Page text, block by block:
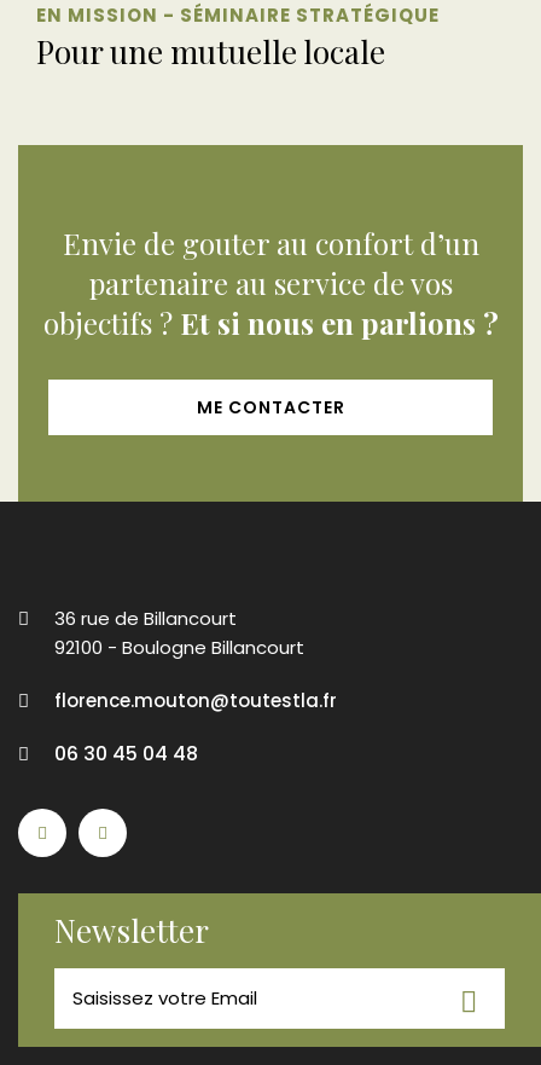
EN MISSION - SÉMINAIRE STRATÉGIQUE
Pour une mutuelle locale
Envie de gouter au confort d’un
partenaire au service de vos
objectifs ? Et si nous en parlions ?
ME CONTACTER
36 rue de Billancourt
92100 - Boulogne Billancourt
florence.mouton@toutestla.fr
06 30 45 04 48
Newsletter